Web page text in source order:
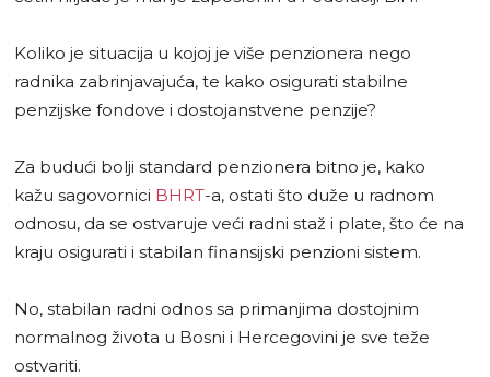
Koliko je situacija u kojoj je više penzionera nego
radnika zabrinjavajuća, te kako osigurati stabilne
penzijske fondove i dostojanstvene penzije?
Za budući bolji standard penzionera bitno je, kako
kažu sagovornici BHRT-a, ostati što duže u radnom
odnosu, da se ostvaruje veći radni staž i plate, što će na
kraju osigurati i stabilan finansijski penzioni sistem.
No, stabilan radni odnos sa primanjima dostojnim
normalnog života u Bosni i Hercegovini je sve teže
ostvariti.